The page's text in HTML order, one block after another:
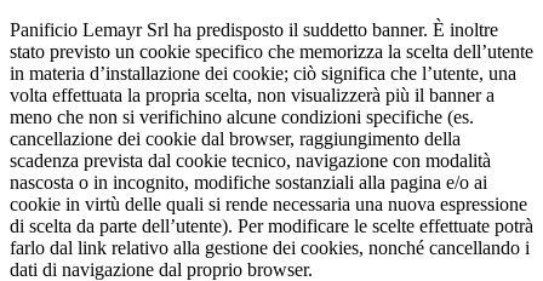
Panificio Lemayr Srl ha predisposto il suddetto banner. È inoltre
stato previsto un cookie specifico che memorizza la scelta dell’utente
in materia d’installazione dei cookie; ciò significa che l’utente, una
volta effettuata la propria scelta, non visualizzerà più il banner a
meno che non si verifichino alcune condizioni specifiche (es.
cancellazione dei cookie dal browser, raggiungimento della
scadenza prevista dal cookie tecnico, navigazione con modalità
nascosta o in incognito, modifiche sostanziali alla pagina e/o ai
cookie in virtù delle quali si rende necessaria una nuova espressione
di scelta da parte dell’utente). Per modificare le scelte effettuate potrà
farlo dal link relativo alla gestione dei cookies, nonché cancellando i
dati di navigazione dal proprio browser.